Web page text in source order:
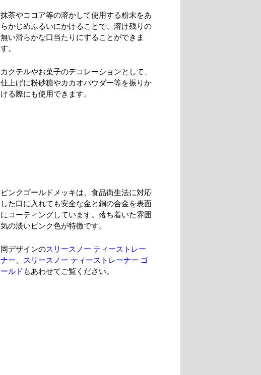
抹茶やココア等の溶かして使用する粉末をあ
らかじめふるいにかけることで、溶け残りの
無い滑らかな口当たりにすることができま
す。
カクテルやお菓子のデコレーションとして、
仕上げに粉砂糖やカカオパウダー等を振りか
ける際にも使用できます。
ピンクゴールドメッキは、食品衛生法に対応
した口に入れても安全な金と銅の合金を表面
にコーティングしています。落ち着いた雰囲
気の淡いピンク色が特徴です。
同デザインのスリースノー ティーストレー
ナー、 スリースノー ティーストレーナー ゴ
ールド もあわせてご覧ください。